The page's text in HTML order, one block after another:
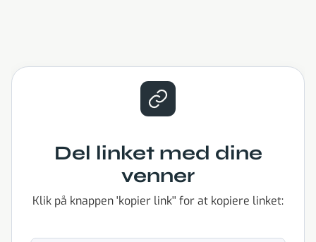
Del linket med dine
venner
Klik på knappen 'kopier link'' for at kopiere linket: